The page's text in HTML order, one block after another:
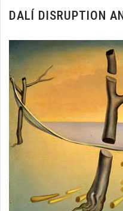
DALÍ DISRUPTION